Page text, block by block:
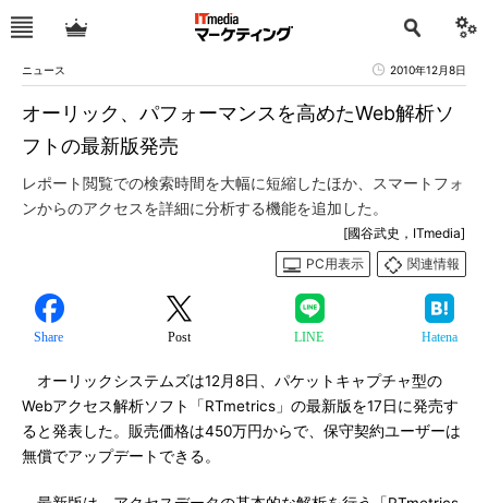
ニュース 2010年12月8日
オーリック、パフォーマンスを高めたWeb解析ソ
フトの最新版発売
レポート閲覧での検索時間を大幅に短縮したほか、スマートフォ
ンからのアクセスを詳細に分析する機能を追加した。
[國谷武史，ITmedia]
PC用表示
関連情報
Share Post LINE Hatena
オーリックシステムズは12月8日、パケットキャプチャ型の
Webアクセス解析ソフト「RTmetrics」の最新版を17日に発売す
ると発表した。販売価格は450万円からで、保守契約ユーザーは
無償でアップデートできる。